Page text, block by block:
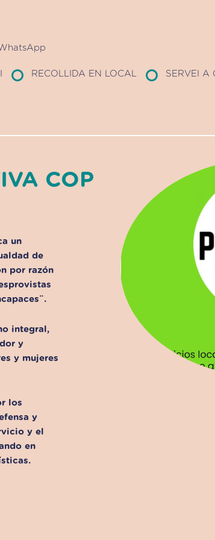
RECOLLIDA EN LOCAL SERVEI A
COP
un
de
por razón
integral,
y
y mujeres
los
y
y el
en